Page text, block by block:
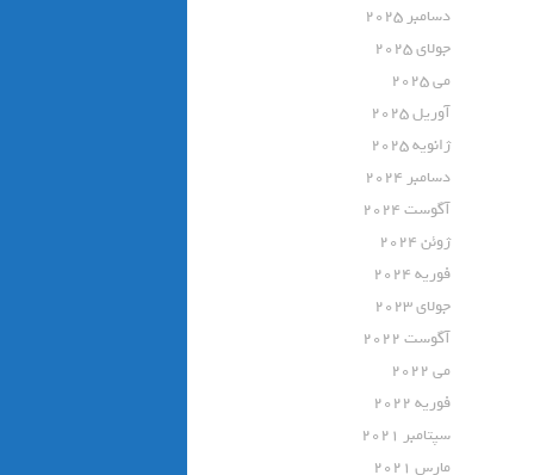
دسامبر 2025
جولای 2025
می 2025
آوریل 2025
ژانویه 2025
دسامبر 2024
آگوست 2024
ژوئن 2024
فوریه 2024
جولای 2023
آگوست 2022
می 2022
فوریه 2022
سپتامبر 2021
مارس 2021